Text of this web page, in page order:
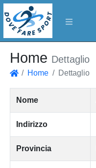
Home Dettaglio
Home Dettaglio
Nome
Indirizzo
Provincia